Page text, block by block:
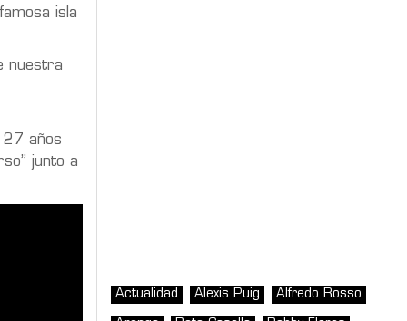
isla
nuestra
27 años
junto a
Actualidad Alexis Puig Alfredo Rosso